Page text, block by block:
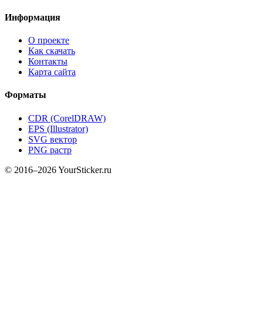
Информация
О проекте
Как скачать
Контакты
Карта сайта
Форматы
CDR (CorelDRAW)
EPS (Illustrator)
SVG вектор
PNG растр
© 2016–2026 YourSticker.ru